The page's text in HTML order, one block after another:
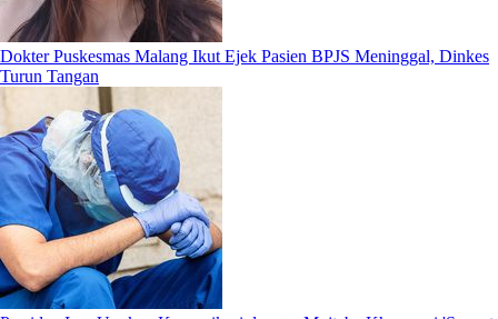
Dokter Puskesmas Malang Ikut Ejek Pasien BPJS Meninggal, Dinkes
Turun Tangan